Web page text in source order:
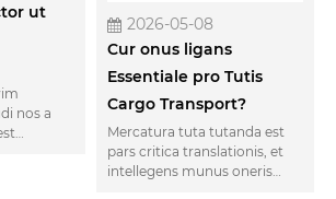
ut
nos a
2026-05-08
Cur onus ligans
Essentiale pro Tutis
Cargo Transport?
Mercatura tuta tutanda est
pars critica translationis, et
intellegens munus oneris